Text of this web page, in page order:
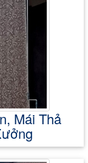
Mái Thả